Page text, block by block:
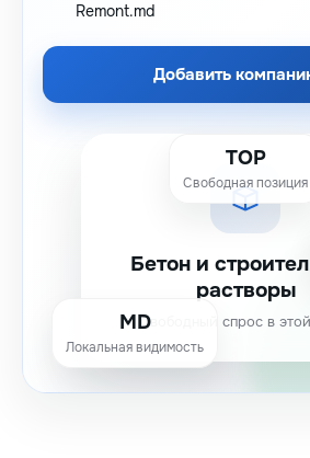
Remont.md
Добавить
Бетон и
растворы
Свободный спрос в
TOP
Свободная позиция
MD
Локальная видимость